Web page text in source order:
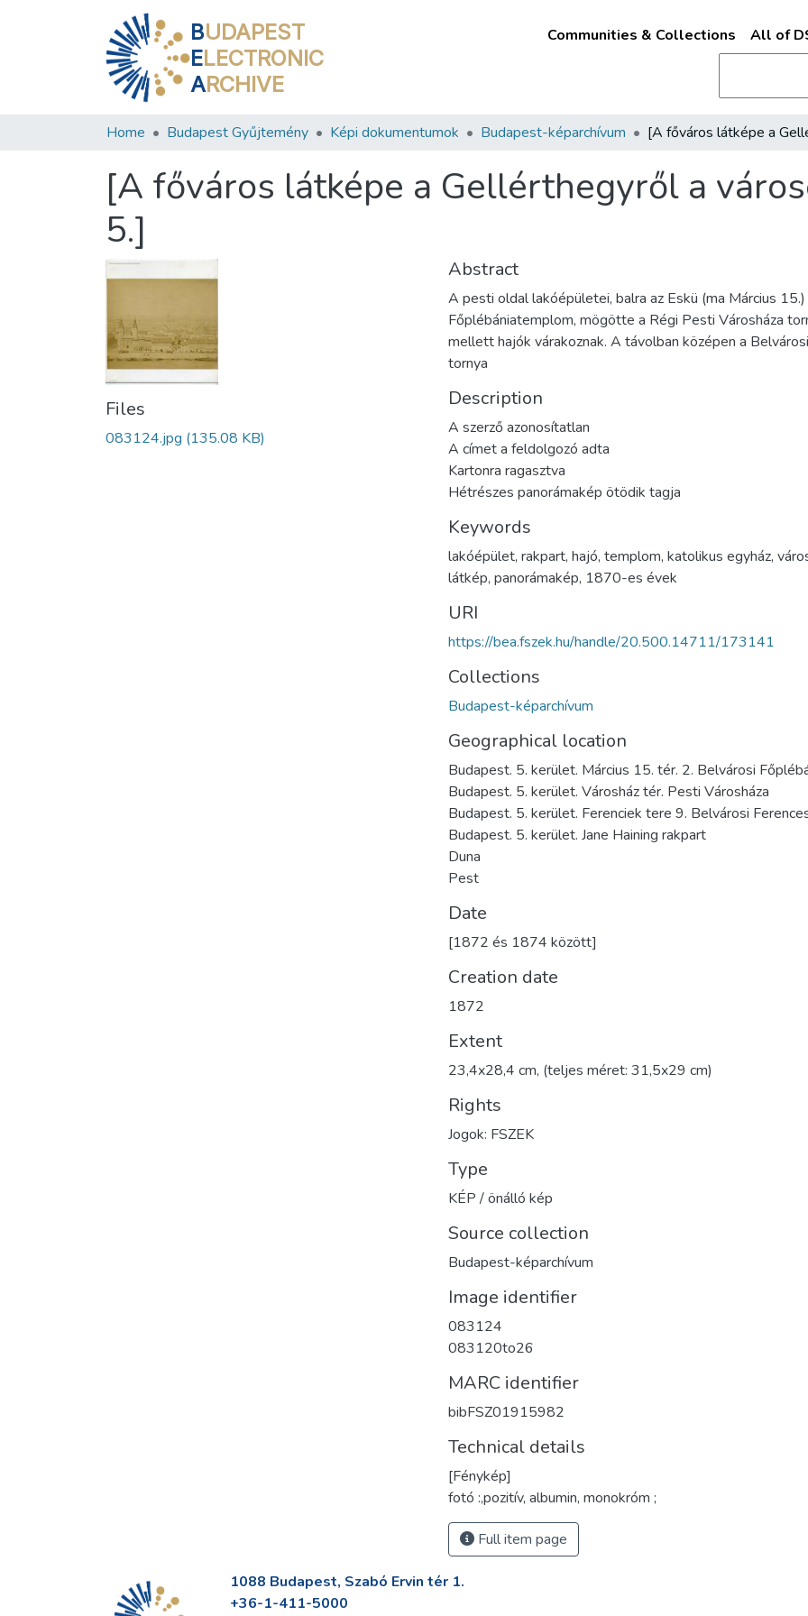
BUDAPEST
ELECTRONIC
ARCHIVE
Communities & Collections All of
Home Budapest Gyűjtemény Képi dokumentumok Budapest-képarchívum
[A főváros látképe a Gellérthegyről a
5.]
Files
083124.jpg (135.08 KB)
Abstract
A pesti oldal lakóépületei, balra az Eskü (ma Március
Főplébániatemplom, mögötte a Régi Pesti Városháza
mellett hajók várakoznak. A távolban középen a
tornya
Description
A szerző azonosítatlan
A címet a feldolgozó adta
Kartonra ragasztva
Hétrészes panorámakép ötödik tagja
Keywords
lakóépület, rakpart, hajó, templom, katolikus egyház,
látkép, panorámakép, 1870-es évek
URI
https://bea.fszek.hu/handle/20.500.14711/173141
Collections
Budapest-képarchívum
Geographical location
Budapest. 5. kerület. Március 15. tér. 2. Belvárosi
Budapest. 5. kerület. Városház tér. Pesti Városháza
Budapest. 5. kerület. Ferenciek tere 9. Belvárosi
Budapest. 5. kerület. Jane Haining rakpart
Duna
Pest
Date
[1872 és 1874 között]
Creation date
1872
Extent
23,4x28,4 cm, (teljes méret: 31,5x29 cm)
Rights
Jogok: FSZEK
Type
KÉP / önálló kép
Source collection
Budapest-képarchívum
Image identifier
083124
083120to26
MARC identifier
bibFSZ01915982
Technical details
[Fénykép]
fotó :,pozitív, albumin, monokróm ;
Full item page
1088 Budapest, Szabó Ervin tér 1.
+36-1-411-5000